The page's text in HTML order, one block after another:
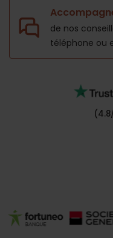
de nos
téléphone ou